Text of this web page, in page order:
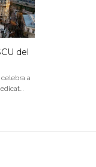
del
a